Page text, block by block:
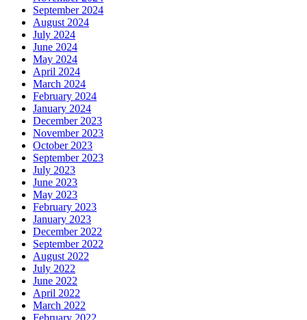
September 2024
August 2024
July 2024
June 2024
May 2024
April 2024
March 2024
February 2024
January 2024
December 2023
November 2023
October 2023
September 2023
July 2023
June 2023
May 2023
February 2023
January 2023
December 2022
September 2022
August 2022
July 2022
June 2022
April 2022
March 2022
February 2022